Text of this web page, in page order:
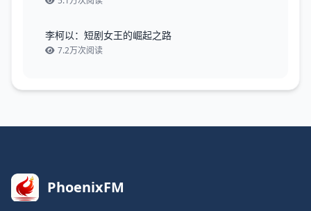
李柯以：短剧女王的崛起之路
7.2万次阅读
PhoenixFM